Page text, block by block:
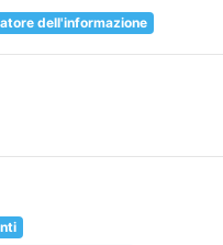
dell'informazione